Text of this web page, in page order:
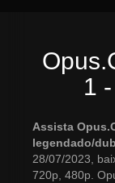
1
Assista
legendado/
28/07/2023,
720p, 480p.